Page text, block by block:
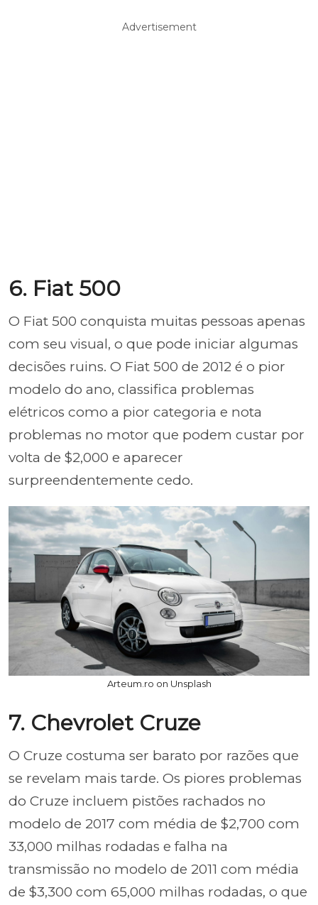
Advertisement
6. Fiat 500
O Fiat 500 conquista muitas pessoas apenas
com seu visual, o que pode iniciar algumas
decisões ruins. O Fiat 500 de 2012 é o pior
modelo do ano, classifica problemas
elétricos como a pior categoria e nota
problemas no motor que podem custar por
volta de $2,000 e aparecer
surpreendentemente cedo.
Arteum.ro on Unsplash
7. Chevrolet Cruze
O Cruze costuma ser barato por razões que
se revelam mais tarde. Os piores problemas
do Cruze incluem pistões rachados no
modelo de 2017 com média de $2,700 com
33,000 milhas rodadas e falha na
transmissão no modelo de 2011 com média
de $3,300 com 65,000 milhas rodadas, o que